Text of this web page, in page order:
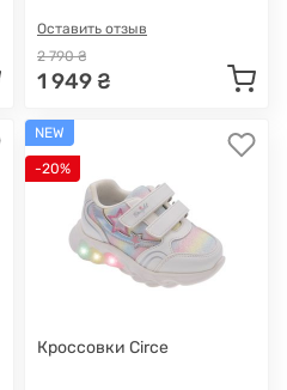
Оставить отзыв
2 790 ₴
1 949 ₴
NEW
-20%
Кроссовки Circe